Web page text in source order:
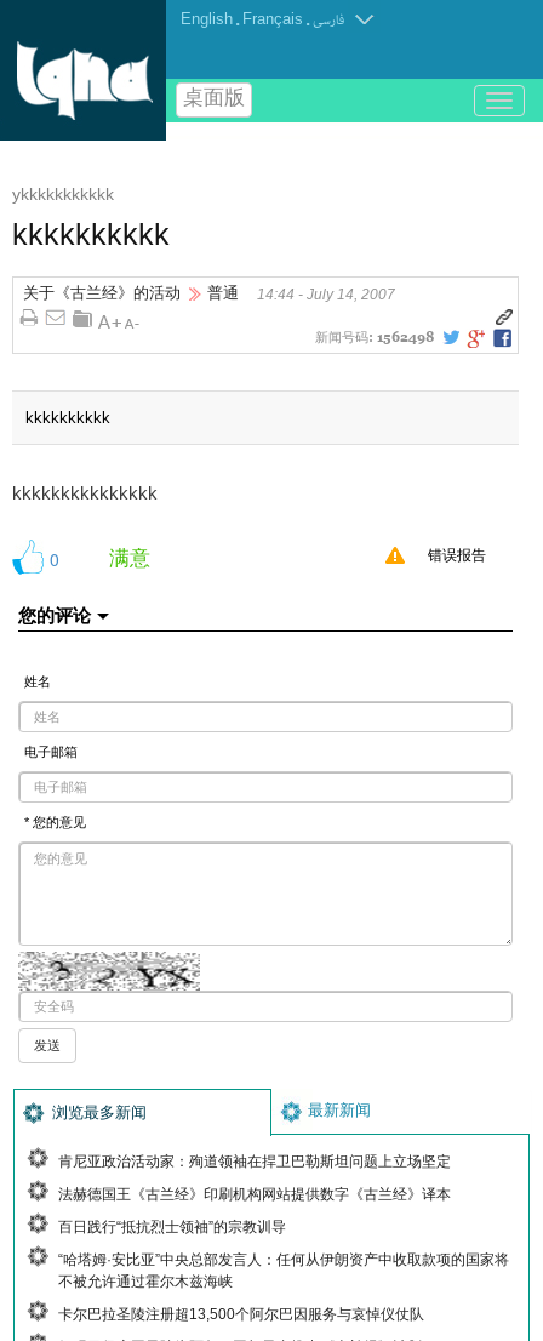
English . Français .فارسی
桌面版
باز
و
ykkkkkkkkkkk
kkkkkkkkkk
关于《古兰经》的活动 普通 14:44 - July 14, 2007
新闻号码: 1562498
kkkkkkkkkk
kkkkkkkkkkkkkkk
0 满意 错误报告
您的评论
姓名
电子邮箱
* 您的意见
浏览最多新闻 最新新闻
肯尼亚政治活动家：殉道领袖在捍卫巴勒斯坦问题上立场坚定
法赫德国王《古兰经》印刷机构网站提供数字《古兰经》译本
百日践行“抵抗烈士领袖”的宗教训导
“哈塔姆·安比亚”中央总部发言人：任何从伊朗资产中收取款项的国家将
不被允许通过霍尔木兹海峡
卡尔巴拉圣陵注册超13,500个阿尔巴因服务与哀悼仪仗队